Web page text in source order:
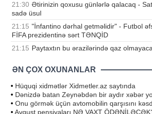
21:30 Ətirinizin qoxusu günlərlə qalacaq -
sadə üsul
21:15 "İnfantino dərhal getməlidir" - Futbol
FİFA prezidentinə sərt TƏNQİD
21:15 Paytaxtın bu ərazilərində qaz
ƏN ÇOX OXUNANLAR
• Hüquqi xidmətlər Xidmetler.az saytında
• Dənizdə batan Zeynəbdən bir aydır xəbər
• Onu görmək üçün avtomobilin qarşısını
•Avqust pensiyaları NƏ VAXT